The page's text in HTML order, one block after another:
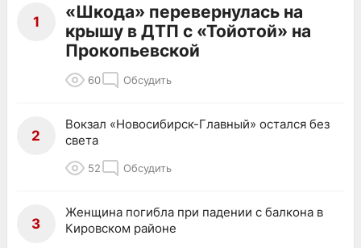
1
«Шкода» перевернулась на
крышу в ДТП с «Тойотой» на
Прокопьевской
60 Обсудить
2
Вокзал «Новосибирск-Главный» остался без
света
52 Обсудить
3
Женщина погибла при падении с балкона в
Кировском районе